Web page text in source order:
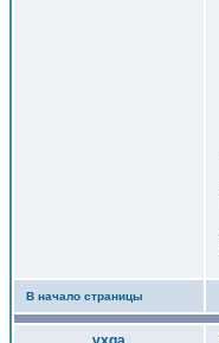
В начало страницы